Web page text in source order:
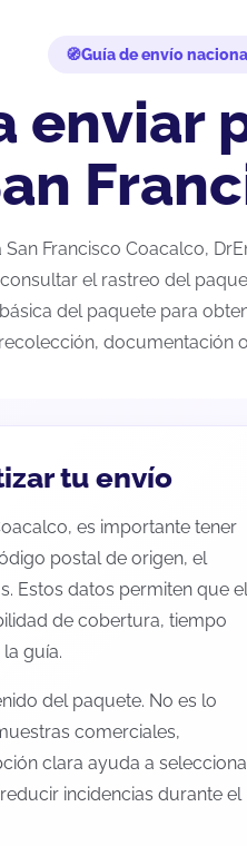
Guía de envío
enviar
Francisco Coacalco,
el rastreo del
del paquete para
recolección, documentación
tu envío
es importante tener
postal de origen, el
Estos datos permiten que el
de cobertura, tiempo
guía.
del paquete. No es lo
comerciales,
clara ayuda a
incidencias durante el